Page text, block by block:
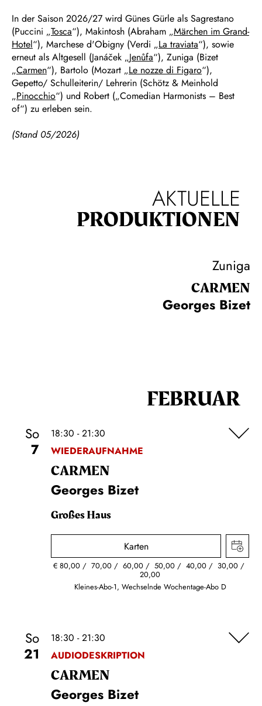
In der Saison 2026/27 wird Günes Gürle als Sagrestano
(Puccini „Tosca“), Makintosh (Abraham „Märchen im Grand-
Hotel“), Marchese d'Obigny (Verdi „La traviata“), sowie
erneut als Altgesell (Janáček „Jenůfa“), Zuniga (Bizet
„Carmen“), Bartolo (Mozart „Le nozze di Figaro“),
Gepetto/ Schulleiterin/ Lehrerin (Schötz & Meinhold
„Pinocchio“) und Robert („Comedian Harmonists – Best
of“) zu erleben sein.
(Stand 05/2026)
AKTUELLE
PRODUKTIONEN
Zuniga
CARMEN
Georges Bizet
FEBRUAR
So
7
18:30 - 21:30
WIEDERAUFNAHME
CARMEN
Georges Bizet
Großes Haus
Karten
€80,00 70,00 60,00 50,00 40,00 30,00
20,00
Kleines-Abo-1, Wechselnde Wochentage-Abo D
So
21
18:30 - 21:30
AUDIODESKRIPTION
CARMEN
Georges Bizet